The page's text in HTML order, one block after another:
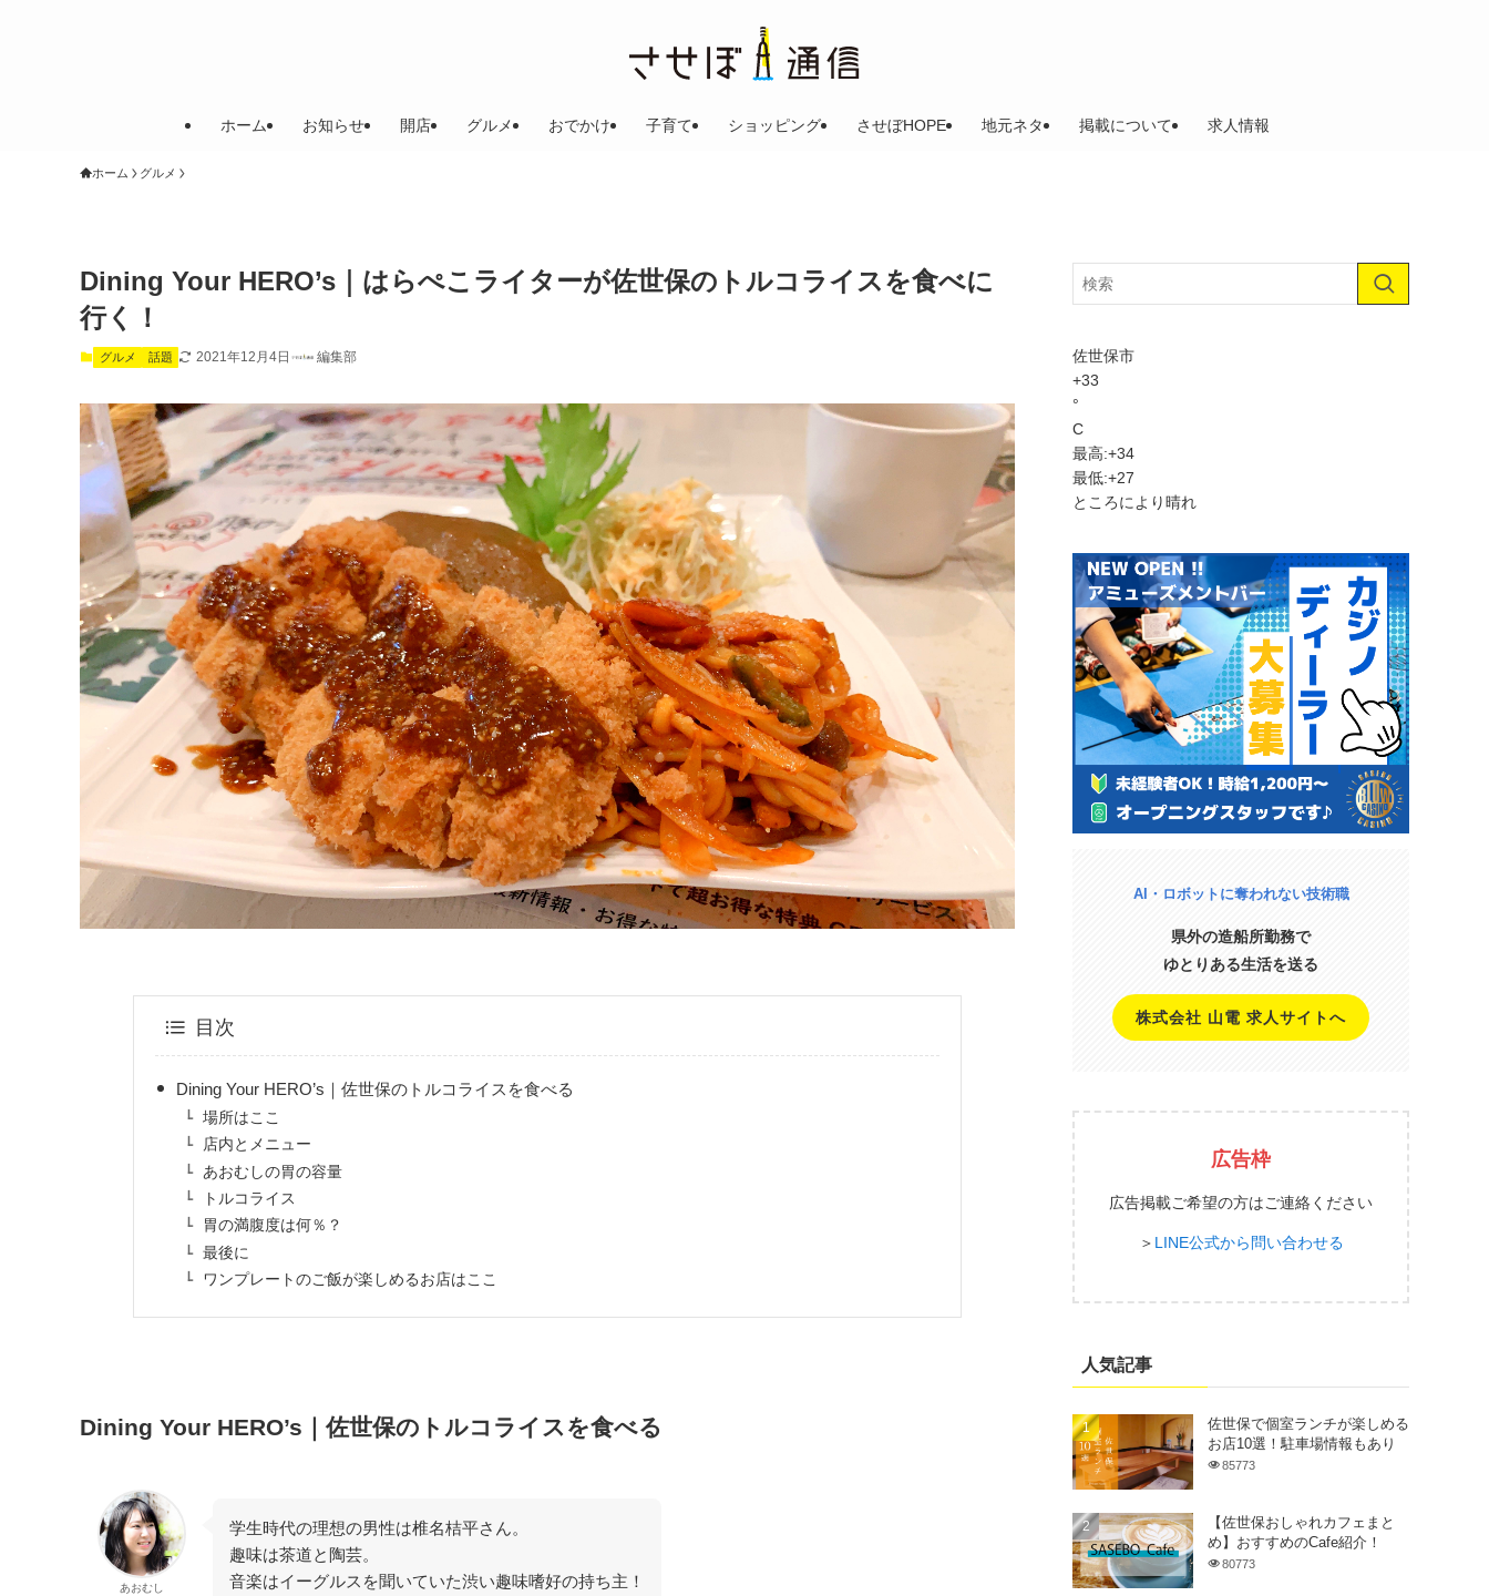
ホーム お知らせ 開店 グルメ おでかけ 子育て ショッピング させぼHOPE 地元ネタ 掲載について 求人情報
ホーム グルメ
Dining Your HERO’s｜はらぺこライターが佐世保のトルコライスを食べに
行く！
グルメ 話題 2021年12月4日 編集部
目次
Dining Your HERO’s｜佐世保のトルコライスを食べる
場所はここ
店内とメニュー
あおむしの胃の容量
トルコライス
胃の満腹度は何％？
最後に
ワンプレートのご飯が楽しめるお店はここ
Dining Your HERO’s｜佐世保のトルコライスを食べる
あおむし
学生時代の理想の男性は椎名桔平さん。
趣味は茶道と陶芸。
音楽はイーグルスを聞いていた渋い趣味嗜好の持ち主！
佐世保市
+33
°
C
最高:+34
最低:+27
ところにより晴れ
AI・ロボットに奪われない技術職
県外の造船所勤務で
ゆとりある生活を送る
株式会社 山電 求人サイトへ
広告枠
広告掲載ご希望の方はご連絡ください
＞ LINE公式から問い合わせる
人気記事
佐世保で個室ランチが楽しめる
お店10選！駐車場情報もあり
85773
【佐世保おしゃれカフェまと
め】おすすめのCafe紹介！
80773